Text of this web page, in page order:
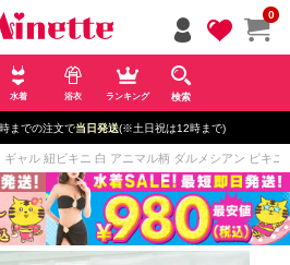
0
水着 浴衣 ランキング 検索
までの注文で当日発送(※土日祝は12時まで)
ギャル 紐ビキニ 白 アニマル柄 ダルメシアン ビキ
ペー
ジト
ップ